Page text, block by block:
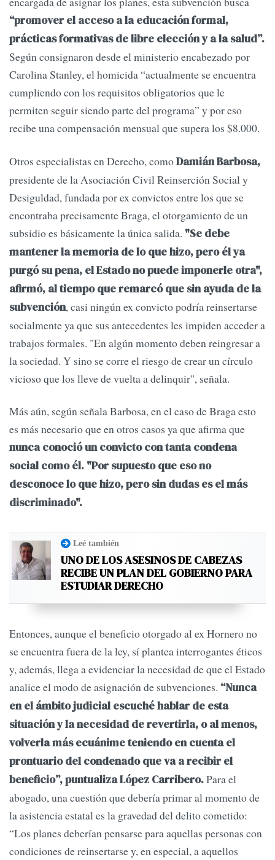
“promover el acceso a la educación formal,
prácticas formativas de libre elección y a la salud”.
Según consignaron desde el ministerio encabezado por
Carolina Stanley, el homicida “actualmente se encuentra
cumpliendo con los requisitos obligatorios que le
permiten seguir siendo parte del programa” y por eso
recibe una compensación mensual que supera los $8.000.
Otros especialistas en Derecho, comoDamián Barbosa,
presidente de la Asociación Civil Reinserción Social y
Desiguldad, fundada por ex convictos entre los que se
encontraba precisamente Braga, el otorgamiento de un
subsidio es básicamente la única salida. "Se debe
mantener la memoria de lo que hizo, pero él ya
purgó su pena, el Estado no puede imponerle otra",
afirmó, al tiempo que remarcó que sin ayuda de la
subvención, casi ningún ex convicto podría reinsertarse
socialmente ya que sus antecedentes les impiden acceder a
trabajos formales. "En algún momento deben reingresar a
la sociedad. Y sino se corre el riesgo de crear un círculo
vicioso que los lleve de vuelta a delinquir", señala.
Más aún, según señala Barbosa, en el caso de Braga esto
es más necesario que en otros casos ya que afirma que
nunca conoció un convicto con tanta condena
social como él. "Por supuesto que eso no
desconoce lo que hizo, pero sin dudas es el más
discriminado".
Leé también
UNO DE LOS ASESINOS DE CABEZAS
RECIBE UN PLAN DEL GOBIERNO PARA
ESTUDIAR DERECHO
Entonces, aunque el beneficio otorgado al ex Hornero no
se encuentra fuera de la ley, sí plantea interrogantes éticos
y, además, llega a evidenciar la necesidad de que el Estado
analice el modo de asignación de subvenciones. “Nunca
en el ámbito judicial escuché hablar de esta
situación y la necesidad de revertirla, o al menos,
volverla más ecuánime teniendo en cuenta el
prontuario del condenado que va a recibir el
beneficio”, puntualiza López Carribero.Para el
abogado, una cuestión que debería primar al momento de
la asistencia estatal es la gravedad del delito cometido:
“Los planes deberían pensarse para aquellas personas con
condiciones de reinsertarse y, en especial, a aquellos